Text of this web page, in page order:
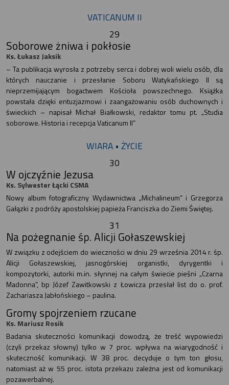
VATICANUM II
29
Soborowe żniwa i pokłosie
Ks. Łukasz Jaksik
– Ta publikacja wyrosła z potrzeby serca i dobrej woli wielu osób, dla
których nauczanie i przesłanie Soboru Watykańskiego II są
nieprzemijającym bogactwem Kościoła powszechnego. Książka
powstała dzięki entuzjazmowi i zaangażowaniu osób duchownych i
świeckich – napisał Michał Białkowski, redaktor tomu pt. „Studia
soborowe. Historia i recepcja Vaticanum II”
WIARA • ŻYCIE
30
W ojczyźnie Jezusa
Ks. Sylwester Łącki CSMA
Nowy album fotograficzny Wydawnictwa „Michalineum” i Grzegorza
Gałązki z podróży apostolskiej papieża Franciszka do Ziemi Świętej.
31
Na pożegnanie śp. Alicji Gołaszewskiej
W związku z odejściem do wieczności w dniu 29 września 2014 r. śp.
Alicji Gołaszewskiej, jasnogórskiej organistki, dyrygentki i
kompozytorki, autorki m.in. słynnej na całym świecie pieśni „Czarna
Madonna”, bp Józef Zawitkowski z Łowicza przesłał list do o. prof.
Zachariasza Jabłońskiego – paulina.
Gromy spojrzeniem rzucane
Ks. Mariusz Rosik
Badania skuteczności komunikacji dowodzą, że treść wypowiedzi
(czyli przekaz słowny) tylko w 7 proc. wpływa na wiarygodność i
skuteczność komunikacji. W 38 proc. decyduje o tym ton głosu,
natomiast aż w 55 proc. istota przekazu zależna jest od komunikacji
pozawerbalnej.